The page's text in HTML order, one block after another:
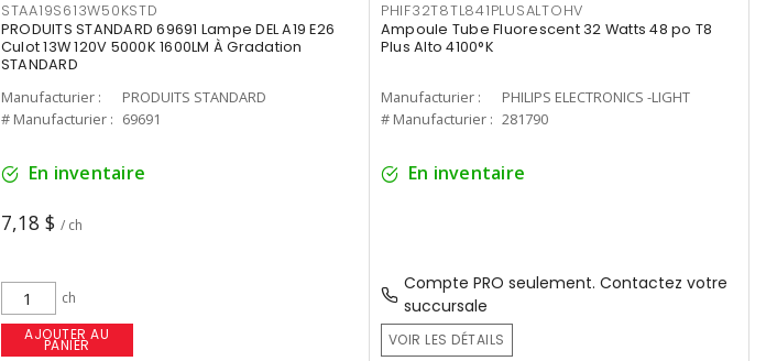
STAA19S613W50KSTD
PRODUITS STANDARD 69691 Lampe DEL A19 E26
Culot 13W 120V 5000K 1600LM À Gradation
STANDARD
Manufacturier :
PRODUITS STANDARD
# Manufacturier : 69691
En inventaire
7,18 $ / ch
ch
AJOUTER AU
PANIER
PHIF32T8TL841PLUSALTOHV
Ampoule Tube Fluorescent 32 Watts 48 po T8
Plus Alto 4100°K
Manufacturier :
PHILIPS ELECTRONICS -LIGHT
# Manufacturier : 281790
En inventaire
Compte PRO seulement. Contactez votre
succursale
VOIR LES DÉTAILS